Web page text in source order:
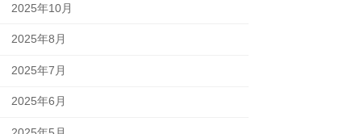
2025年10月
2025年8月
2025年7月
2025年6月